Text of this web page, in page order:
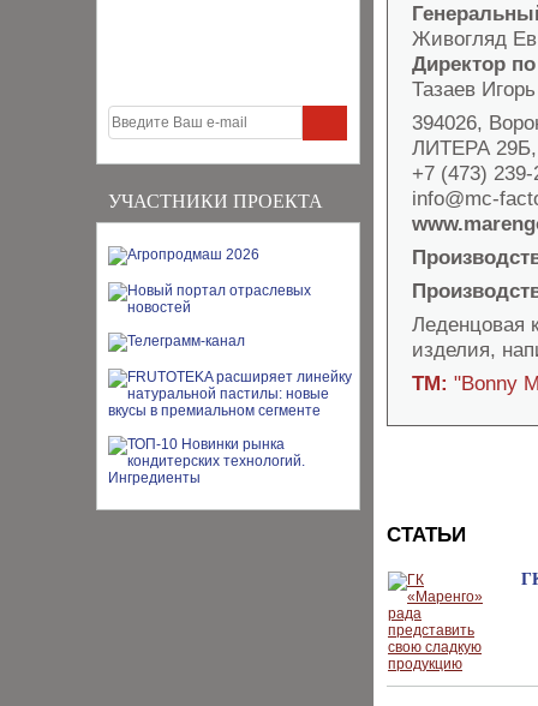
УЧАСТНИКИ ПРОЕКТА
Живогляд
Директор
Тазаев
394026,
ЛИТЕРА
+7 (473)
info@mc-
Леденцовая
изделия,
ТМ: "Bonny
СТАТЬИ